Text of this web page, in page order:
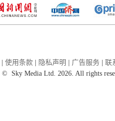
使用条款 隐私声明 广告服务 联
©
Sky Media Ltd. 2026. All rights